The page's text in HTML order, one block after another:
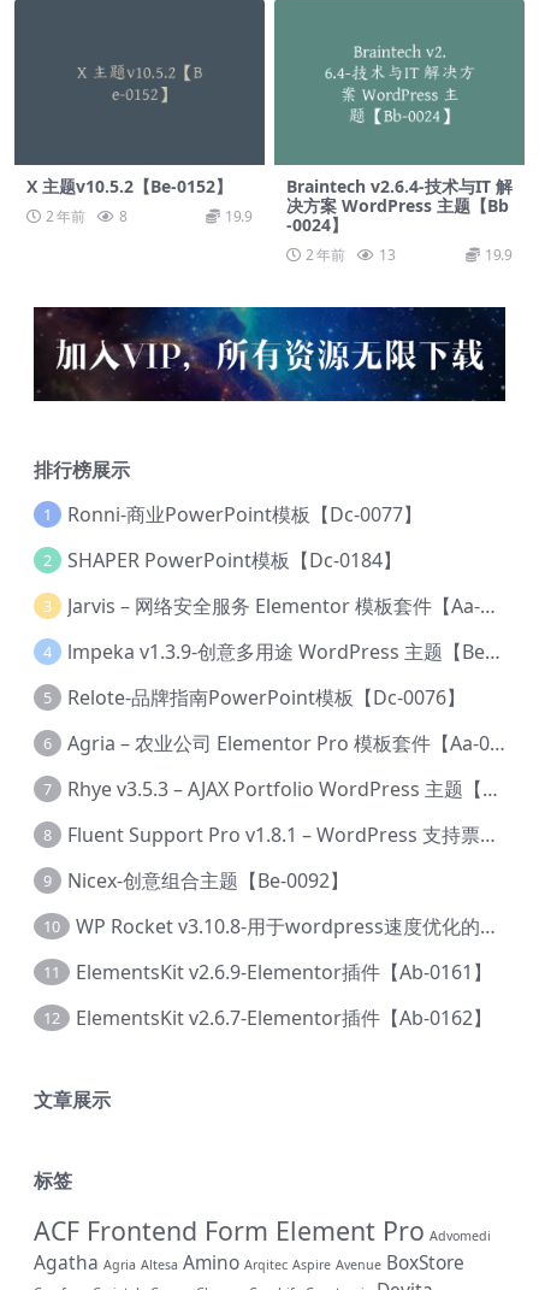
X 主题v10.5.2【Be-0152】
2 年前 8 19.9
Braintech v2.6.4-技术与IT 解
决方案 WordPress 主题【Bb
-0024】
2 年前 13 19.9
排行榜展示
1 Ronni-商业PowerPoint模板【Dc-0077】
2 SHAPER PowerPoint模板【Dc-0184】
3 Jarvis – 网络安全服务 Elementor 模板套件【Aa-0035】
4 lmpeka v1.3.9-创意多用途 WordPress 主题【Be-0064】
5 Relote-品牌指南PowerPoint模板【Dc-0076】
6 Agria – 农业公司 Elementor Pro 模板套件【Aa-0003】
7 Rhye v3.5.3 – AJAX Portfolio WordPress 主题【Bi-0049】
8 Fluent Support Pro v1.8.1 – WordPress 支持票务系统【Cc-0041】
9 Nicex-创意组合主题【Be-0092】
10 WP Rocket v3.10.8-用于wordpress速度优化的缓存加速插件【Cd-0019】
11 ElementsKit v2.6.9-Elementor插件【Ab-0161】
12 ElementsKit v2.6.7-Elementor插件【Ab-0162】
文章展示
标签
ACF Frontend Form Element Pro Advomedi
Agatha Agria Altesa Amino Arqitec Aspire Avenue BoxStore